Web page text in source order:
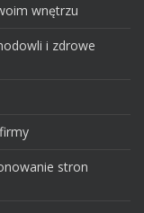
wnętrzu
i zdrowe
stron